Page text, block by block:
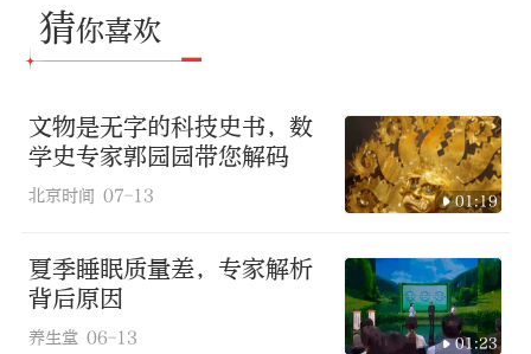
猜你喜欢
文物是无字的科技史书，数
学史专家郭园园带您解码
北京时间 07-13 01:19
夏季睡眠质量差，专家解析
背后原因
养生堂 06-13 01:23